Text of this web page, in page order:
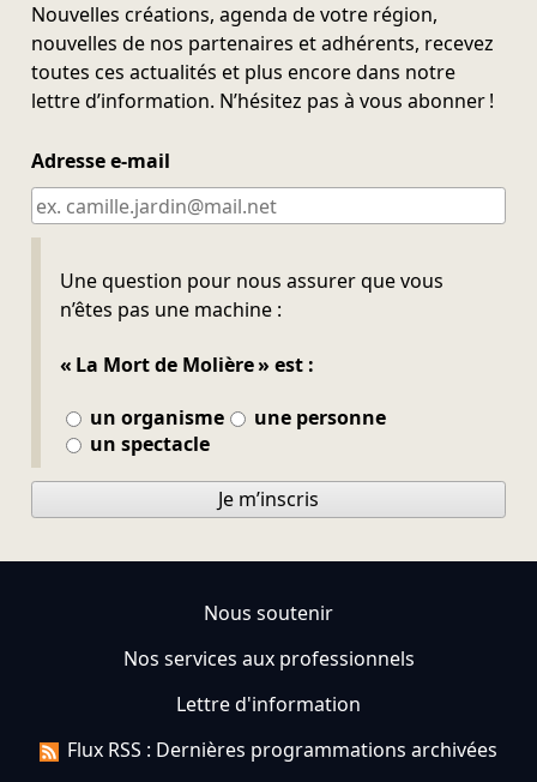
Nouvelles créations, agenda de votre région,
nouvelles de nos partenaires et adhérents, recevez
toutes ces actualités et plus encore dans notre
lettre d’information. N’hésitez pas à vous abonner !
Adresse e-mail
Une question pour nous assurer que vous
n’êtes pas une machine :
« La Mort de Molière » est :
un organisme
une personne
un spectacle
Ne pas remplir
Je m’inscris
Nous soutenir
Nos services aux professionnels
Lettre d'information
Flux RSS : Dernières programmations archivées